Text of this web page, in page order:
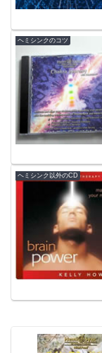
ヘミシンクのコツ
ヘミシンク以外のCD